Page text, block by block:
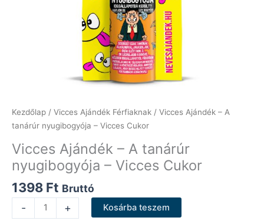
Kezdőlap / Vicces Ajándék Férfiaknak / Vicces Ajándék – A
tanárúr nyugibogyója – Vicces Cukor
Vicces Ajándék – A tanárúr
nyugibogyója – Vicces Cukor
1398 Ft Bruttó
-
Ajándék
+ Kosárba teszem